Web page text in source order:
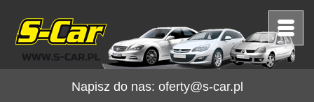
Napisz do nas: oferty@s-car.pl